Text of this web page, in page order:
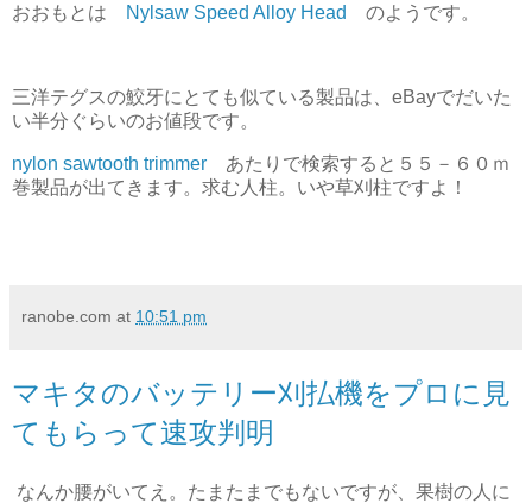
おおもとは Nylsaw Speed Alloy Head のようです。
三洋テグスの鮫牙にとても似ている製品は、eBayでだいた
い半分ぐらいのお値段です。
nylon sawtooth trimmer あたりで検索すると５５－６０ｍ
巻製品が出てきます。求む人柱。いや草刈柱ですよ！
ranobe.com at 10:51 pm
マキタのバッテリー刈払機をプロに見
てもらって速攻判明
なんか腰がいてえ。たまたまでもないですが、果樹の人に